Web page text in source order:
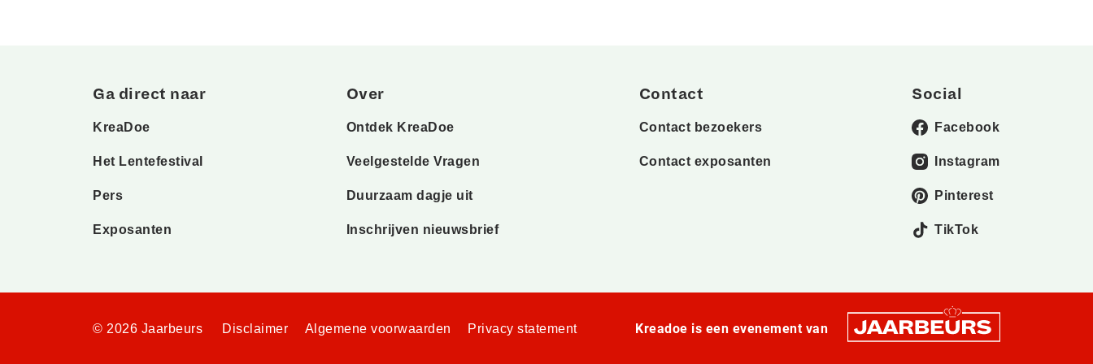
Ga direct naar
KreaDoe
Het Lentefestival
Pers
Exposanten
Over
Ontdek KreaDoe
Veelgestelde Vragen
Duurzaam dagje uit
Inschrijven nieuwsbrief
Contact
Contact bezoekers
Contact exposanten
Social
Facebook
Instagram
Pinterest
TikTok
© 2026 Jaarbeurs Disclaimer Algemene voorwaarden Privacy statement Kreadoe is een evenement van